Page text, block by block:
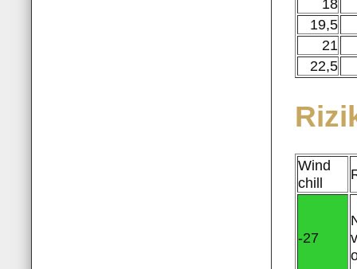
18
19,5
21
22,5
Wind
chill
-27